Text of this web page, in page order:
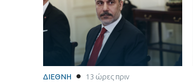
ΔΙΕΘΝΗ 13 ώρες πριν